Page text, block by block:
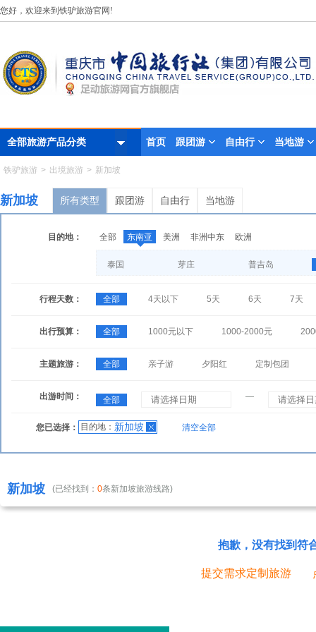
您好，欢迎来到铁驴旅游官网!
全部旅游产品分类 首页 跟团游 自由行 当地游
铁驴旅游 > 出境旅游 > 新加坡
新加坡 所有类型 跟团游 自由行 当地游
目的地： 全部 东南亚 美洲 非洲中东 欧洲
泰国 芽庄 普吉岛
行程天数： 全部 4天以下 5天 6天 7天
出行预算： 全部 1000元以下 1000-2000元
主题旅游： 全部 亲子游 夕阳红 定制包团
出游时间： 全部 —
您已选择： 目的地： 新加坡 清空全部
新加坡 (已经找到： 0条新加坡旅游线路)
抱歉，没有找到符
提交需求定制旅游